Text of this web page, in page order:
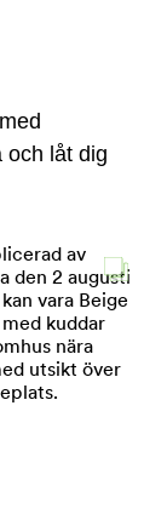
och låt dig